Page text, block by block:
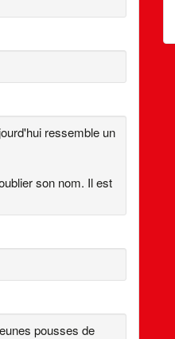
ressemble un
son nom. Il est
pousses de